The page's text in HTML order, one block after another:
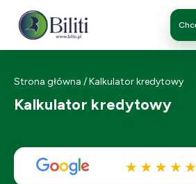
Strona główna /Kalkulator kredytowy
Kalkulator kredytowy